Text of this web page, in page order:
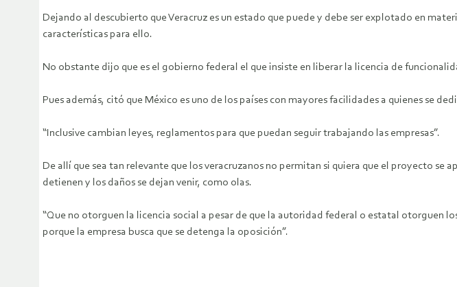
Dejando al descubierto que Veracruz es un estado que puede y debe ser explotado en
características para ello.
No obstante dijo que es el gobierno federal el que insiste en liberar la licencia de
Pues además, citó que México es uno de los países con mayores facilidades a quienes se
“Inclusive cambian leyes, reglamentos para que puedan seguir trabajando las empresas”.
De allí que sea tan relevante que los veracruzanos no permitan si quiera que el proyecto se
detienen y los daños se dejan venir, como olas.
“Que no otorguen la licencia social a pesar de que la autoridad federal o estatal otorguen
porque la empresa busca que se detenga la oposición”.